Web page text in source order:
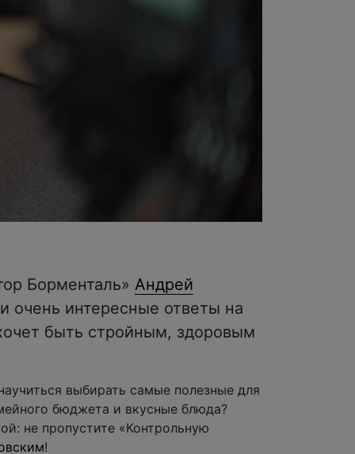
Борменталь» Андрей
очень интересные ответы на
быть стройным, здоровым
выбирать самые полезные для
бюджета и вкусные блюда?
не пропустите «Контрольную
!